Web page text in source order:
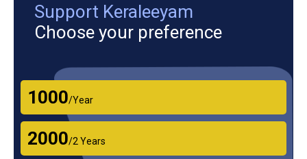
Support Keraleeyam
Choose your preference
₹1000/Year
₹2000/2 Years